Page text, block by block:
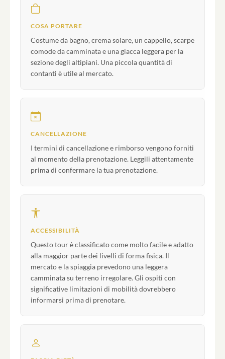
COSA PORTARE
Costume da bagno, crema solare, un cappello, scarpe
comode da camminata e una giacca leggera per la
sezione degli altipiani. Una piccola quantità di
contanti è utile al mercato.
CANCELLAZIONE
I termini di cancellazione e rimborso vengono forniti
al momento della prenotazione. Leggili attentamente
prima di confermare la tua prenotazione.
ACCESSIBILITÀ
Questo tour è classificato come molto facile e adatto
alla maggior parte dei livelli di forma fisica. Il
mercato e la spiaggia prevedono una leggera
camminata su terreno irregolare. Gli ospiti con
significative limitazioni di mobilità dovrebbero
informarsi prima di prenotare.